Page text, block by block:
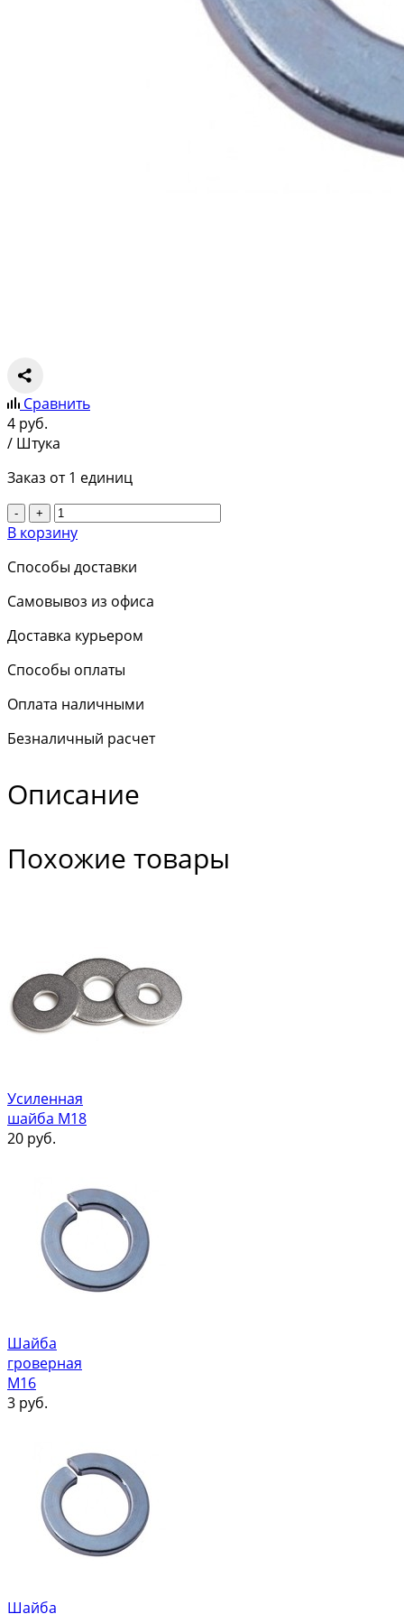
Сравнить
4 руб.
/ Штука
Заказ от 1 единиц
- +
В корзину
Способы доставки
Самовывоз из офиса
Доставка курьером
Способы оплаты
Оплата наличными
Безналичный расчет
Описание
Похожие товары
Усиленная
шайба М18
20 руб.
Шайба
гроверная
М16
3 руб.
Шайба